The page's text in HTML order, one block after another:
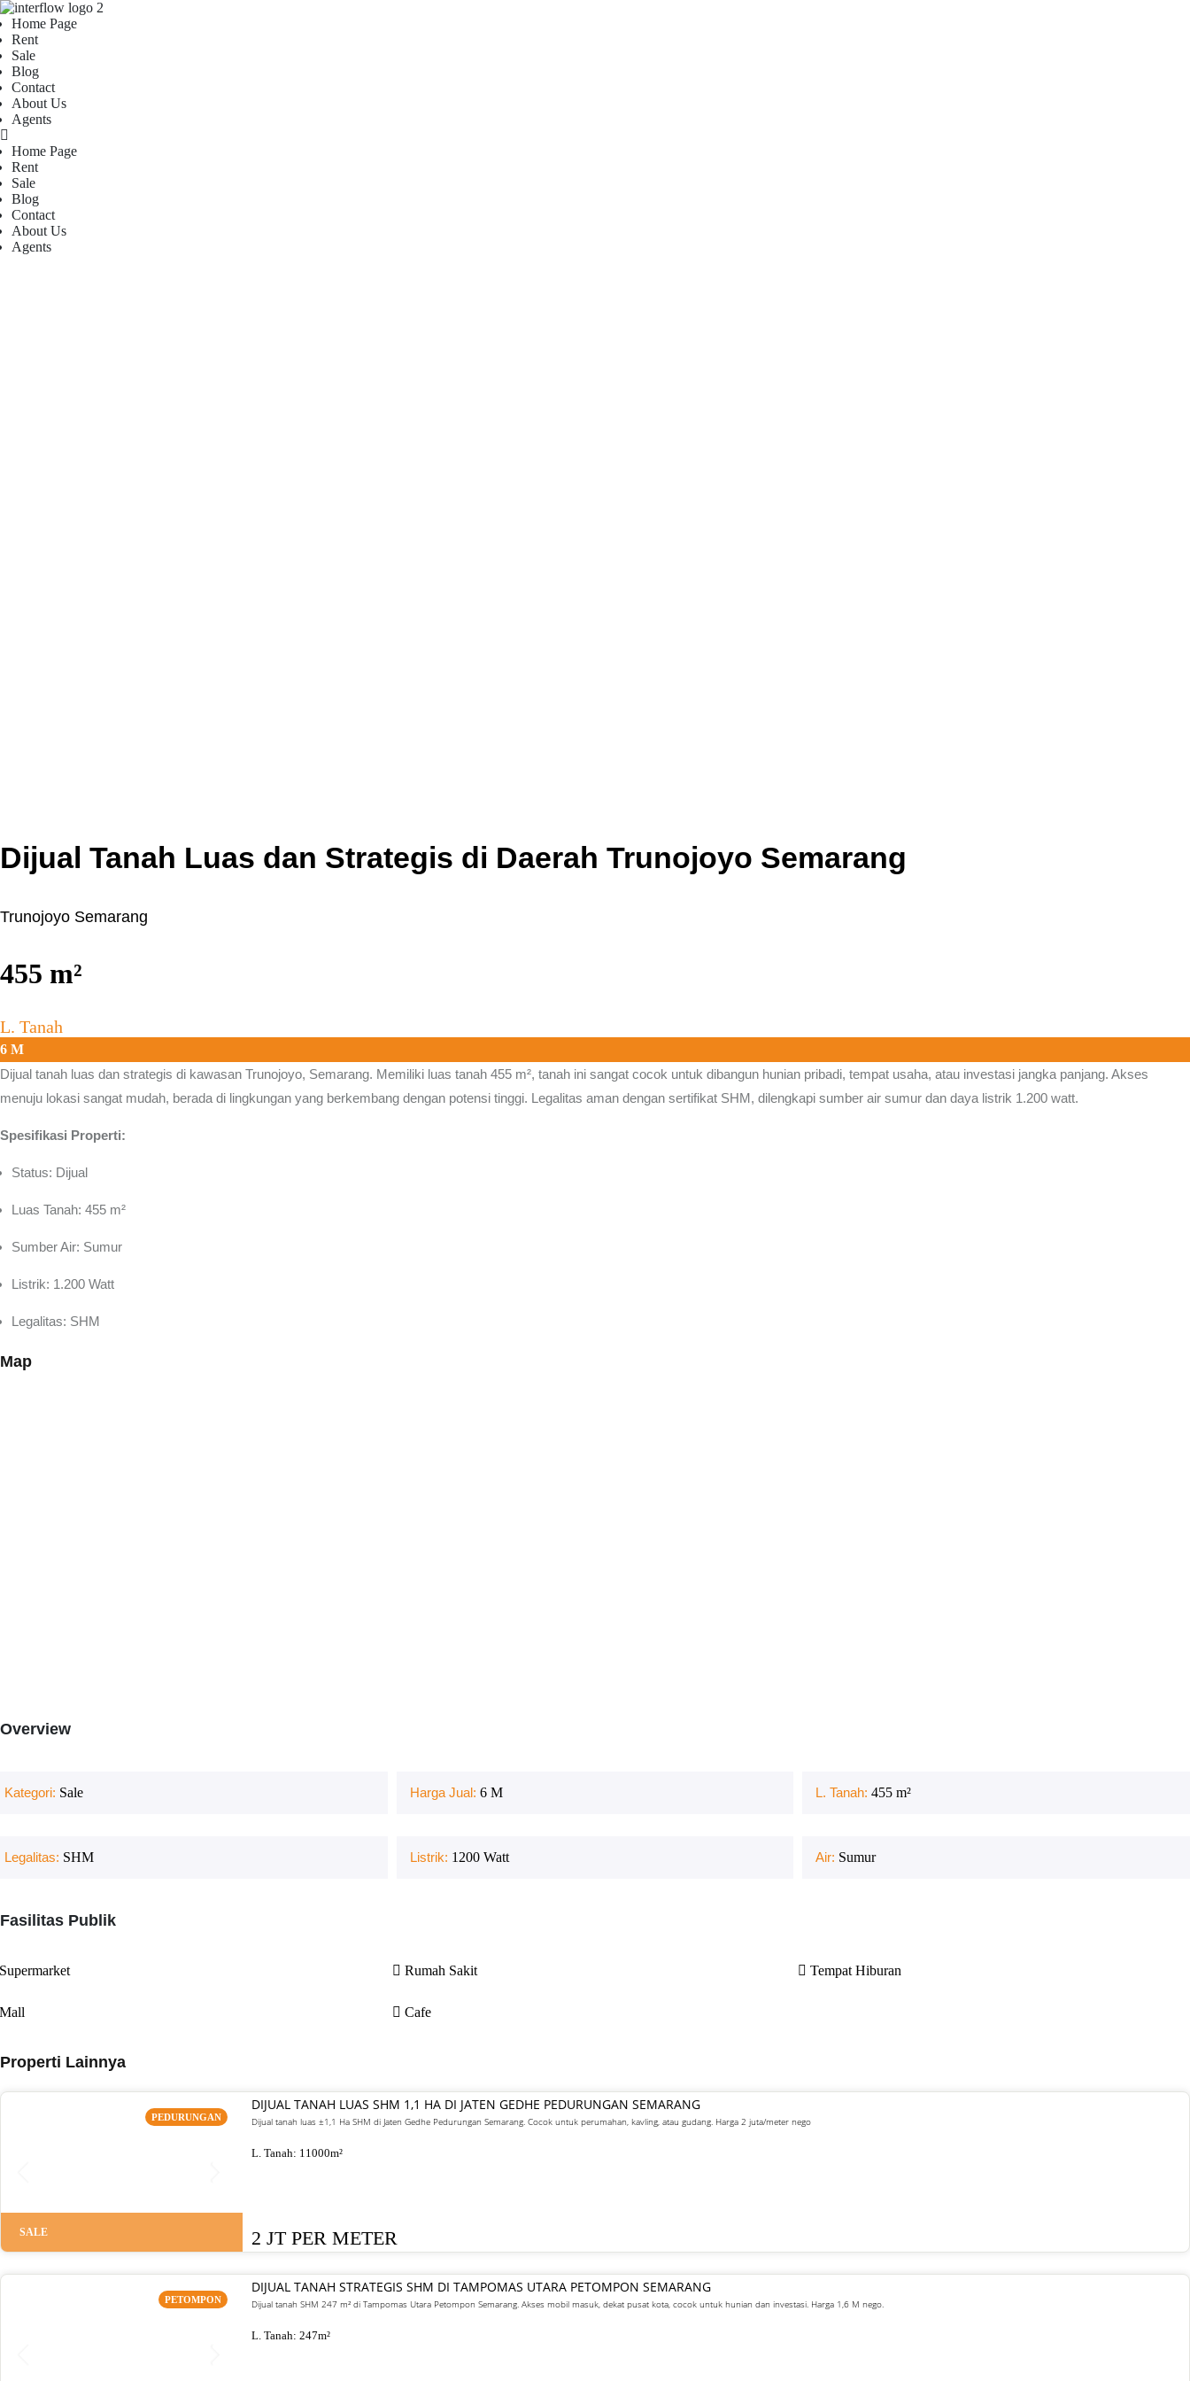
Home Page
Rent
Sale
Blog
Contact
About Us
Agents
Home Page
Rent
Sale
Blog
Contact
About Us
Agents
Dijual Tanah Luas dan Strategis di Daerah Trunojoyo Semarang
Trunojoyo Semarang
455 m²
L. Tanah
6 M
Dijual tanah luas dan strategis di kawasan Trunojoyo, Semarang. Memiliki luas tanah 455 m², tanah ini sangat cocok untuk dibangun hunian pribadi, tempat usaha, atau investasi jangka panjang. Akses
menuju lokasi sangat mudah, berada di lingkungan yang berkembang dengan potensi tinggi. Legalitas aman dengan sertifikat SHM, dilengkapi sumber air sumur dan daya listrik 1.200 watt.
Spesifikasi Properti:
Status: Dijual
Luas Tanah: 455 m²
Sumber Air: Sumur
Listrik: 1.200 Watt
Legalitas: SHM
Map
Overview
Kategori: Sale Harga Jual: 6 M L. Tanah: 455 m²
Legalitas: SHM Listrik: 1200 Watt Air: Sumur
Fasilitas Publik
Supermarket Rumah Sakit Tempat Hiburan
Mall Cafe
Properti Lainnya
PEDURUNGAN
SALE
DIJUAL TANAH LUAS SHM 1,1 HA DI JATEN GEDHE PEDURUNGAN SEMARANG
Dijual tanah luas ±1,1 Ha SHM di Jaten Gedhe Pedurungan Semarang. Cocok untuk perumahan, kavling, atau gudang. Harga 2 juta/meter nego
L. Tanah: 11000m²
2 JT PER METER
PETOMPON
DIJUAL TANAH STRATEGIS SHM DI TAMPOMAS UTARA PETOMPON SEMARANG
Dijual tanah SHM 247 m² di Tampomas Utara Petompon Semarang. Akses mobil masuk, dekat pusat kota, cocok untuk hunian dan investasi. Harga 1,6 M nego.
L. Tanah: 247m²